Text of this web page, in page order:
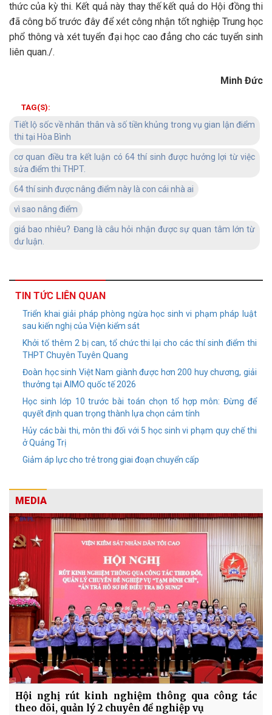
thức của kỳ thi. Kết quả này thay thế kết quả do Hội đồng thi
đã công bố trước đây để xét công nhận tốt nghiệp Trung học
phổ thông và xét tuyển đại học cao đẳng cho các tuyển sinh
liên quan./.
Minh Đức
TAG(S):
Tiết lộ sốc về nhân thân và số tiền khủng trong vụ gian lận điểm
thi tại Hòa Bình
cơ quan điều tra kết luận có 64 thí sinh được hưởng lợi từ việc
sửa điểm thi THPT.
64 thí sinh được nâng điểm này là con cái nhà ai
vì sao nâng điểm
giá bao nhiêu? Đang là câu hỏi nhận được sự quan tâm lớn từ
dư luận.
TIN TỨC LIÊN QUAN
Triển khai giải pháp phòng ngừa học sinh vi phạm pháp luật
sau kiến nghị của Viện kiểm sát
Khởi tố thêm 2 bị can, tổ chức thi lại cho các thí sinh điểm thi
THPT Chuyên Tuyên Quang
Đoàn học sinh Việt Nam giành được hơn 200 huy chương, giải
thưởng tại AIMO quốc tế 2026
Học sinh lớp 10 trước bài toán chọn tổ hợp môn: Đừng để
quyết định quan trọng thành lựa chọn cảm tính
Hủy các bài thi, môn thi đối với 5 học sinh vi phạm quy chế thi
ở Quảng Trị
Giảm áp lực cho trẻ trong giai đoạn chuyển cấp
MEDIA
Hội nghị rút kinh nghiệm thông qua công tác
theo dõi, quản lý 2 chuyên đề nghiệp vụ